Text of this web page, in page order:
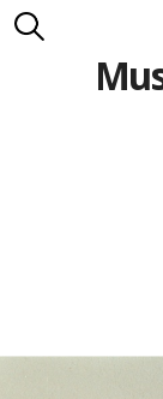
Carlota Royo
Francesca